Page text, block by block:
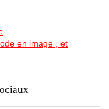
en image , et